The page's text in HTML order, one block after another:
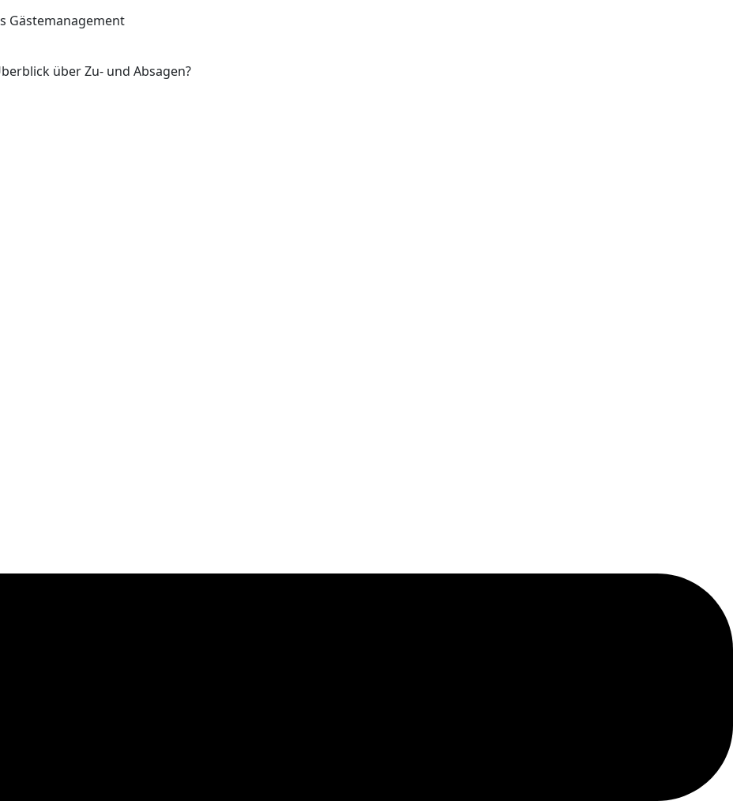
Gästemanagement
über Zu- und Absagen?